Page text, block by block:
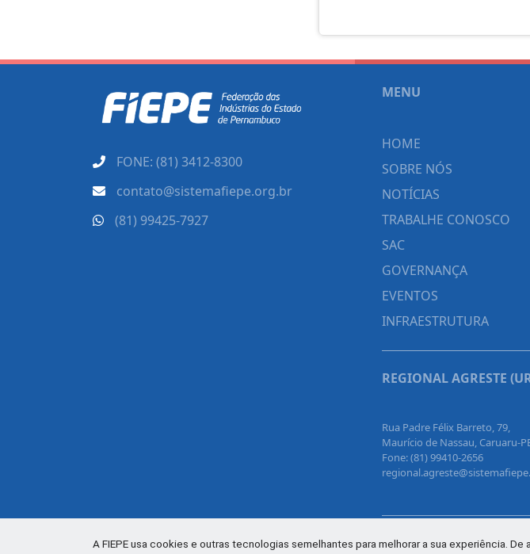
FONE: (81) 3412-8300
contato@sistemafiepe.org.br
(81) 99425-7927
MENU
HOME
SOBRE NÓS
NOTÍCIAS
TRABALHE CONOSCO
SAC
GOVERNANÇA
EVENTOS
INFRAESTRUTURA
REGIONAL AGRESTE
Rua Padre Félix Barreto, 79,
Maurício de Nassau, Caruaru-
Fone: (81) 99410-2656
A FIEPE usa cookies e outras tecnologias semelhantes para melhorar a sua experiência.